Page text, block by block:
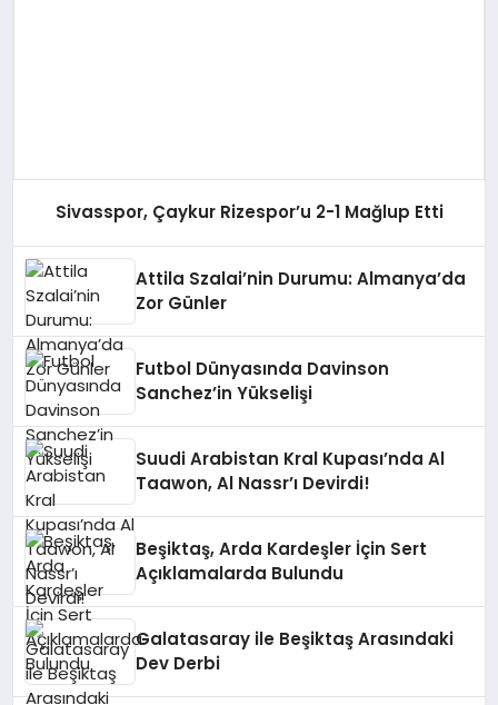
Sivasspor, Çaykur Rizespor’u 2-1 Mağlup Etti
Attila Szalai’nin Durumu: Almanya’da
Zor Günler
Futbol Dünyasında Davinson
Sanchez’in Yükselişi
Suudi Arabistan Kral Kupası’nda Al
Taawon, Al Nassr’ı Devirdi!
Beşiktaş, Arda Kardeşler İçin Sert
Açıklamalarda Bulundu
Galatasaray ile Beşiktaş Arasındaki
Dev Derbi